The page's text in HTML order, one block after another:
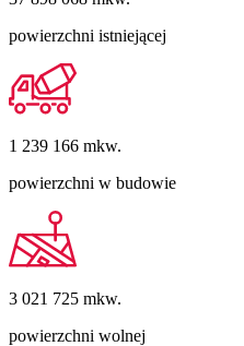
powierzchni istniejącej
1 239 166 mkw.
powierzchni w budowie
3 021 725 mkw.
powierzchni wolnej